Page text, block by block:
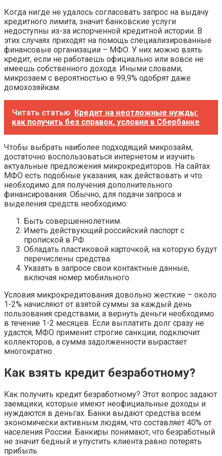
Когда нигде не удалось согласовать запрос на выдачу
кредитного лимита, значит банковские услуги
недоступны из-за испорченной кредитной истории. В
этих случаях приходят на помощь специализированные
финансовые организации – МФО. У них можно взять
кредит, если не работаешь официально или вовсе не
имеешь собственного дохода. Иными словами,
микрозаем с вероятностью в 99,9% одобрят даже
домохозяйкам.
Читать статью Кредит на неотложные нужды:
как получить без справок, условия в Сбербанке
Чтобы выбрать наиболее подходящий микрозайм,
достаточно воспользоваться интернетом и изучить
актуальные предложения микрокредиторов. На сайтах
МФО есть подобные указания, как действовать и что
необходимо для получения дополнительного
финансирования. Обычно, для подачи запроса и
выделения средств необходимо:
Быть совершеннолетним.
Иметь действующий российский паспорт с
пропиской в РФ.
Обладать пластиковой карточкой, на которую будут
перечислены средства.
Указать в запросе свои контактные данные,
включая номер мобильного.
Условия микрокредитования довольно жесткие – около
1-2% начисляют от взятой суммы за каждый день
пользования средствами, а вернуть деньги необходимо
в течение 1-2 месяцев. Если выплатить долг сразу не
удастся, МФО применит строгие санкции, подключит
коллекторов, а сумма задолженности вырастает
многократно.
Как взять кредит безработному?
Как получить кредит безработному? Этот вопрос задают
заемщики, которые имеют неофициальные доходы и
нуждаются в деньгах. Банки выдают средства всем
экономически активным людям, что составляет 40% от
населения России. Банкиры понимают, что безработный
не значит бедный и упустить клиента равно потерять
прибыль.